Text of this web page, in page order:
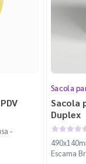
-
Sacola
Sacola
Duplex
Escama